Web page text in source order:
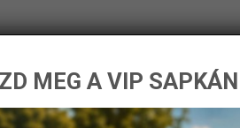
MEG A VIP